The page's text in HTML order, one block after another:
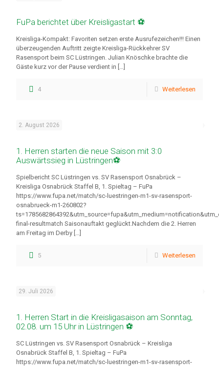
FuPa berichtet über Kreisligastart ⚽
Kreisliga-Kompakt: Favoriten setzen erste Ausrufezeichen!!! Einen
überzeugenden Auftritt zeigte Kreisliga-Rückkehrer SV
Rasensport beim SC Lüstringen. Julian Knöschke brachte die
Gäste kurz vor der Pause verdient in […]
4 Weiterlesen
2. August 2026
1. Herren starten die neue Saison mit 3:0
Auswärtssieg in Lüstringen⚽
Spielbericht SC Lüstringen vs. SV Rasensport Osnabrück –
Kreisliga Osnabrück Staffel B, 1. Spieltag – FuPa
https://www.fupa.net/match/sc-luestringen-m1-sv-rasensport-
osnabrueck-m1-260802?
final-resultmatch Saisonauftakt geglückt.Nachdem die 2. Herren
am Freitag im Derby […]
5 Weiterlesen
29. Juli 2026
1. Herren Start in die Kreisligasaison am Sonntag,
02.08. um 15 Uhr in Lüstringen ⚽
SC Lüstringen vs. SV Rasensport Osnabrück – Kreisliga
Osnabrück Staffel B, 1. Spieltag – FuPa
https://www.fupa.net/match/sc-luestringen-m1-sv-rasensport-